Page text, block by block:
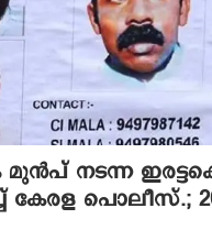
മുന്‍പ് നടന്ന
കേരള പൊലീസ്.;